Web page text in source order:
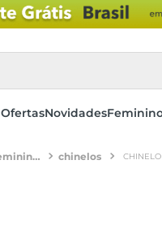
OfertasNovidades
calçados femininos chinelos